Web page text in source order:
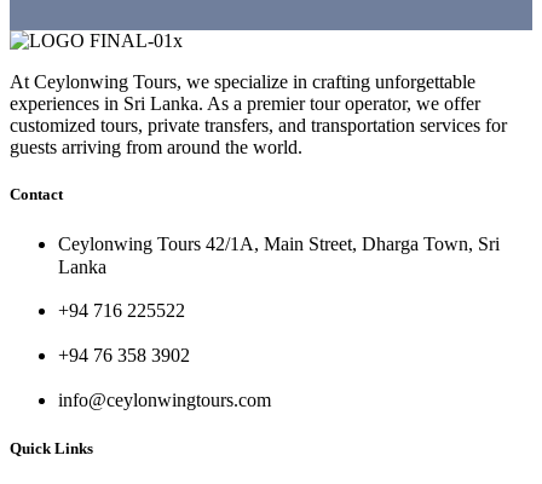
At Ceylonwing Tours, we specialize in crafting unforgettable
experiences in Sri Lanka. As a premier tour operator, we offer
customized tours, private transfers, and transportation services for
guests arriving from around the world.
Contact
Ceylonwing Tours 42/1A, Main Street, Dharga Town, Sri
Lanka
+94 716 225522
+94 76 358 3902
info@ceylonwingtours.com
Quick Links